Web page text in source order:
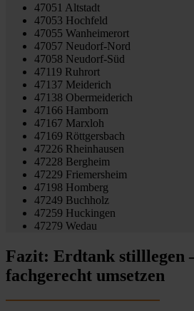
47051 Altstadt
47053 Hochfeld
47055 Wanheimerort
47057 Neudorf-Nord
47058 Neudorf-Süd
47119 Ruhrort
47137 Meiderich
47138 Obermeiderich
47166 Hamborn
47167 Marxloh
47169 Röttgersbach
47226 Rheinhausen
47228 Bergheim
47229 Friemersheim
47198 Homberg
47249 Buchholz
47259 Huckingen
47279 Wedau
Fazit: Erdtank stilllegen
fachgerecht umsetzen